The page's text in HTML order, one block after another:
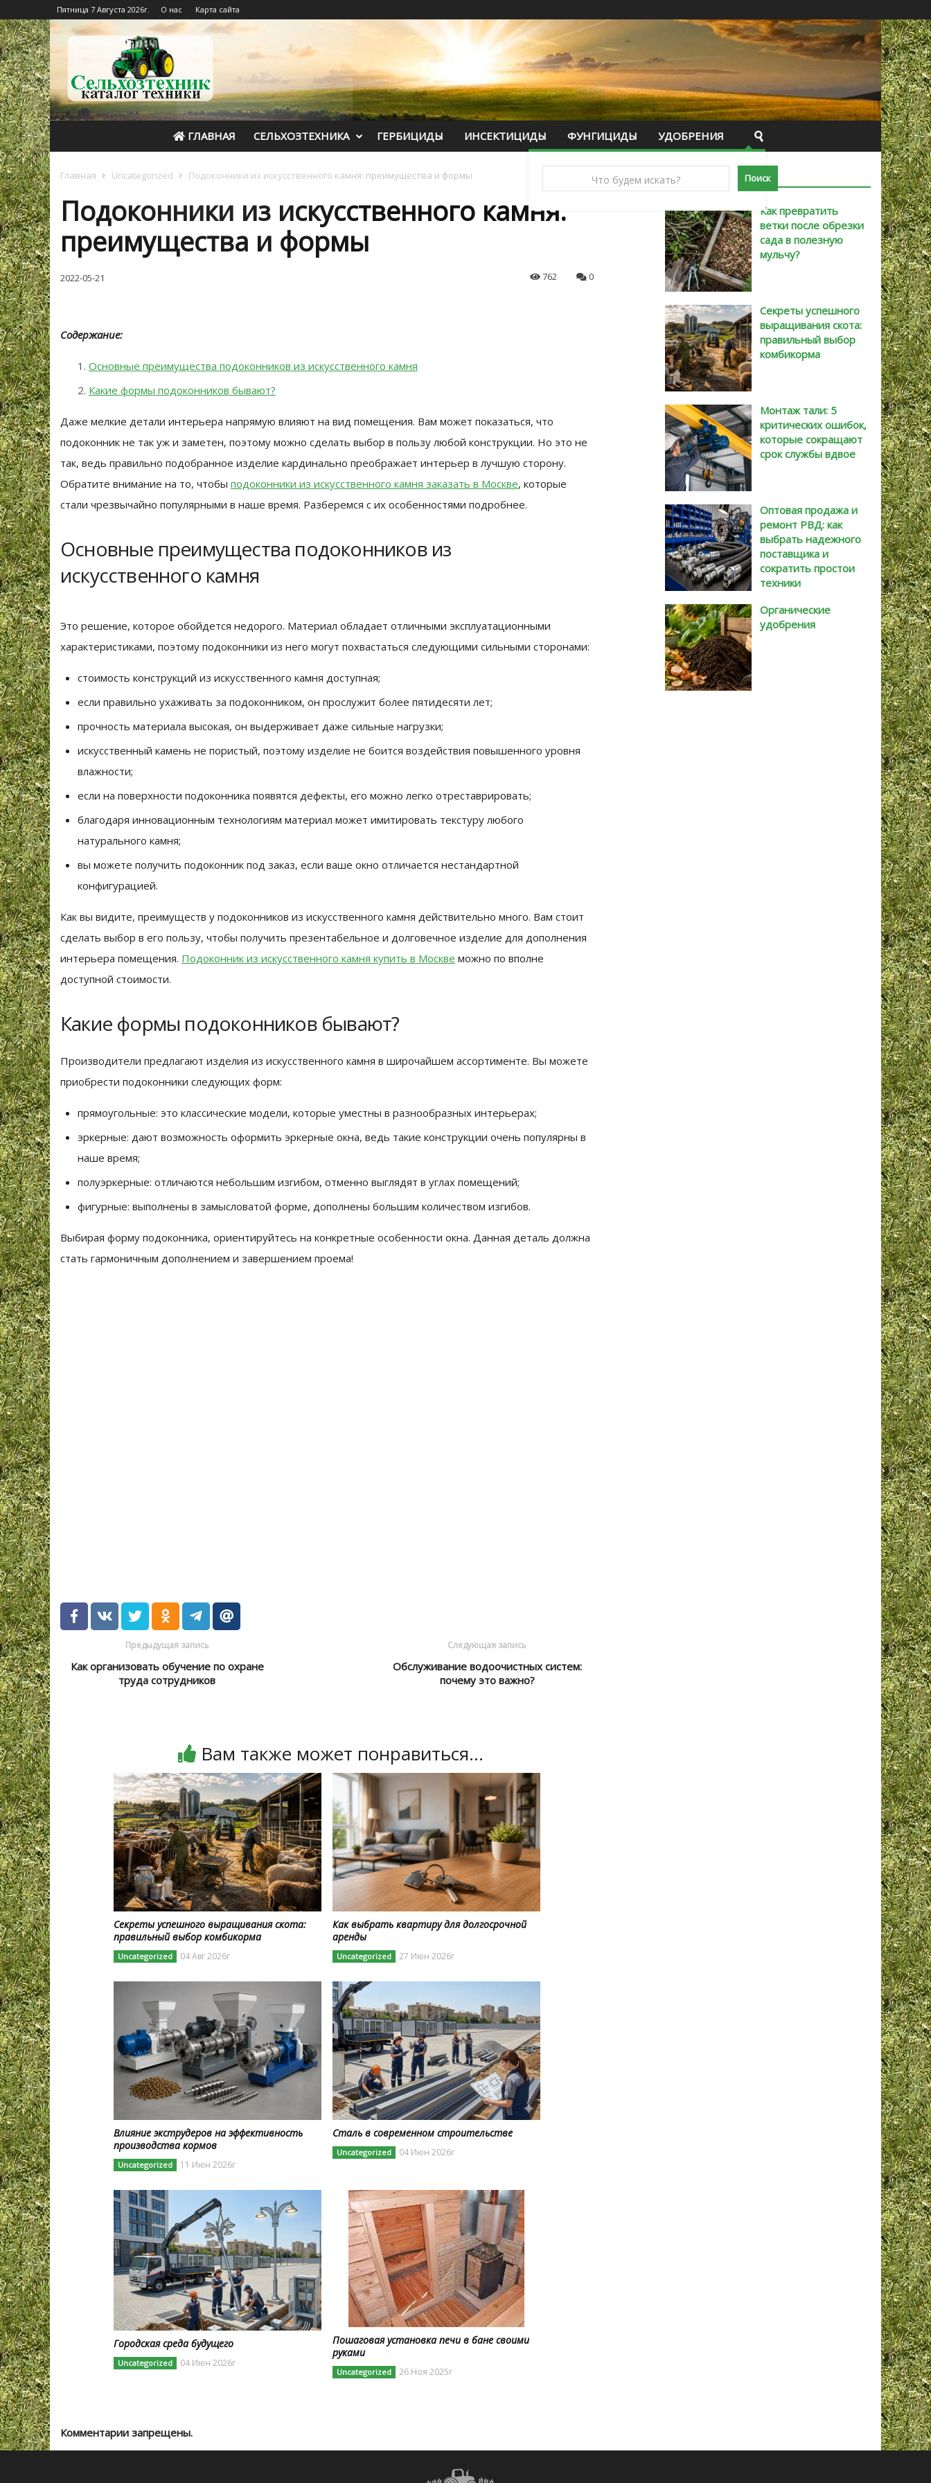
Пятница 7 Августа 2026г. О нас Карта сайта
ГЛАВНАЯ СЕЛЬХОЗТЕХНИКА ГЕРБИЦИДЫ ИНСЕКТИЦИДЫ ФУНГИЦИДЫ УДОБРЕНИЯ
Главная Uncategorized Подоконники из искусственного камня: преимущества и формы
Подоконники из искусственного камня:
преимущества и формы
2022-05-21 762 0
Содержание:
Основные преимущества подоконников из искусственного камня
Какие формы подоконников бывают?
Даже мелкие детали интерьера напрямую влияют на вид помещения. Вам может показаться, что
подоконник не так уж и заметен, поэтому можно сделать выбор в пользу любой конструкции. Но это не
так, ведь правильно подобранное изделие кардинально преображает интерьер в лучшую сторону.
Обратите внимание на то, чтобы подоконники из искусственного камня заказать в Москве, которые
стали чрезвычайно популярными в наше время. Разберемся с их особенностями подробнее.
Основные преимущества подоконников из
искусственного камня
Это решение, которое обойдется недорого. Материал обладает отличными эксплуатационными
характеристиками, поэтому подоконники из него могут похвастаться следующими сильными сторонами:
стоимость конструкций из искусственного камня доступная;
если правильно ухаживать за подоконником, он прослужит более пятидесяти лет;
прочность материала высокая, он выдерживает даже сильные нагрузки;
искусственный камень не пористый, поэтому изделие не боится воздействия повышенного уровня
влажности;
если на поверхности подоконника появятся дефекты, его можно легко отреставрировать;
благодаря инновационным технологиям материал может имитировать текстуру любого
натурального камня;
вы можете получить подоконник под заказ, если ваше окно отличается нестандартной
конфигурацией.
Как вы видите, преимуществ у подоконников из искусственного камня действительно много. Вам стоит
сделать выбор в его пользу, чтобы получить презентабельное и долговечное изделие для дополнения
интерьера помещения. Подоконник из искусственного камня купить в Москве можно по вполне
доступной стоимости.
Какие формы подоконников бывают?
Производители предлагают изделия из искусственного камня в широчайшем ассортименте. Вы можете
приобрести подоконники следующих форм:
прямоугольные: это классические модели, которые уместны в разнообразных интерьерах;
эркерные: дают возможность оформить эркерные окна, ведь такие конструкции очень популярны в
наше время;
полуэркерные: отличаются небольшим изгибом, отменно выглядят в углах помещений;
фигурные: выполнены в замысловатой форме, дополнены большим количеством изгибов.
Выбирая форму подоконника, ориентируйтесь на конкретные особенности окна. Данная деталь должна
стать гармоничным дополнением и завершением проема!
Предыдущая запись
Как организовать обучение по охране
труда сотрудников
Следующая запись
Обслуживание водоочистных систем:
почему это важно?
Вам также может понравиться...
Секреты успешного выращивания скота:
правильный выбор комбикорма
Uncategorized 04 Авг 2026г
Как выбрать квартиру для долгосрочной
аренды
Uncategorized 27 Июн 2026г
Влияние экструдеров на эффективность
производства кормов
Uncategorized 11 Июн 2026г
Сталь в современном строительстве
Uncategorized 04 Июн 2026г
Городская среда будущего
Uncategorized 04 Июн 2026г
Пошаговая установка печи в бане своими
руками
Uncategorized 26 Ноя 2025г
Комментарии запрещены.
САМЫЕ НОВЫЕ
Как превратить
ветки после обрезки
сада в полезную
мульчу?
Секреты успешного
выращивания скота:
правильный выбор
комбикорма
Монтаж тали: 5
критических ошибок,
которые сокращают
срок службы вдвое
Оптовая продажа и
ремонт РВД: как
выбрать надежного
поставщика и
сократить простои
техники
Органические
удобрения